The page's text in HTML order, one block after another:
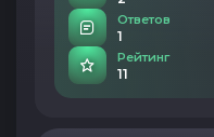
Ответов
1
Рейтинг
11